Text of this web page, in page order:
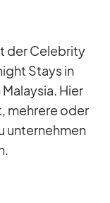
der Ce­le­brity
Stays in
Hier
meh­rere oder
un­ter­neh­men